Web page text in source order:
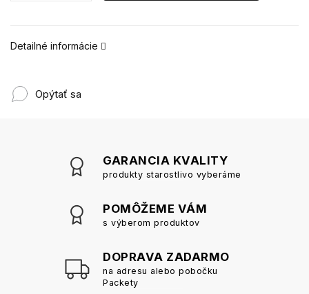
Detailné informácie
Opýtať sa
GARANCIA KVALITY
produkty starostlivo vyberáme
POMÔŽEME VÁM
s výberom produktov
DOPRAVA ZADARMO
na adresu alebo pobočku
Packety